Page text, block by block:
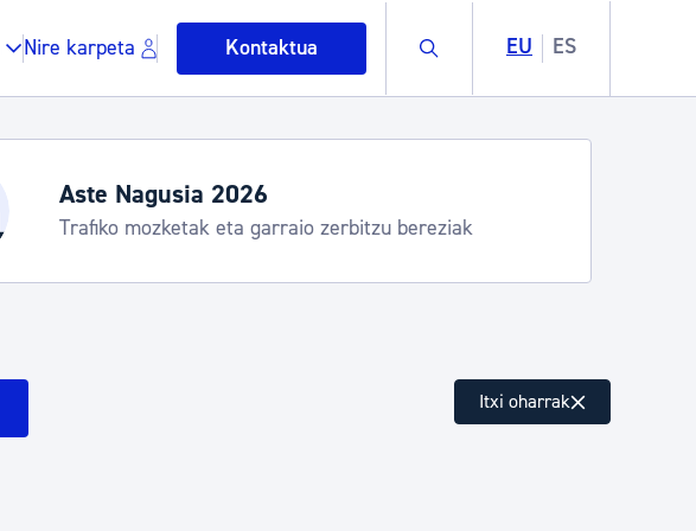
Nire karpeta Kontaktua Buscar EU ES
Gune publikoa, hondakinak eta ingurumena
Aste Nagusia 2026
Trafiko mozketak eta garraio zerbitzu bereziak
Itxi oharrak